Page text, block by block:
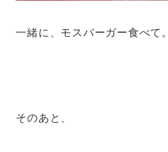
一緒に、モスバーガー食べて。
そのあと、